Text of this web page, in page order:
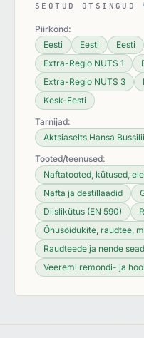
SEOTUD OTSINGUD
Piirkond:
Eesti
Eesti Eesti
Extra-Regio NUTS 1
Extra-Regio NUTS 3
Kesk-Eesti
Tarnijad:
Aktsiaselts Hansa
Tooted/teenused:
Naftatooted, kütused,
Nafta ja destillaadid
Diislikütus (EN 590)
Õhusõidukite, raudtee,
Raudteede ja nende
Veeremi remondi- ja